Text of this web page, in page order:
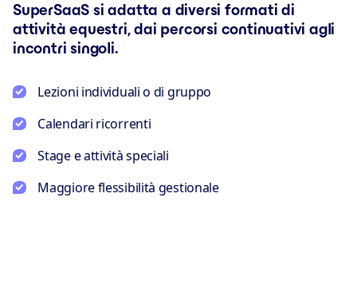
SuperSaaS si adatta a diversi formati di
attività equestri, dai percorsi continuativi agli
incontri singoli.
Lezioni individuali o di gruppo
Calendari ricorrenti
Stage e attività speciali
Maggiore flessibilità gestionale